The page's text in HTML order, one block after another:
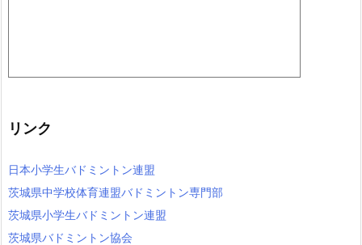
リンク
日本小学生バドミントン連盟
茨城県中学校体育連盟バドミントン専門部
茨城県小学生バドミントン連盟
茨城県バドミントン協会